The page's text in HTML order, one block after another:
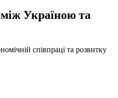
між Україною та
співпраці та розвитку